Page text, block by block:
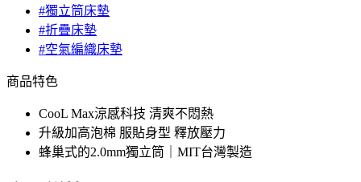
#獨立筒床墊
#折疊床墊
#空氣編織床墊
商品特色
CooL Max涼感科技 清爽不悶熱
升級加高泡棉 服貼身型 釋放壓力
蜂巢式的2.0mm獨立筒｜MIT台灣製造